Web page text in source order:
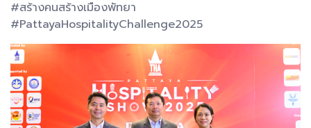
#สร้างคนสร้างเมืองพัทยา
#PattayaHospitalityChallenge2025